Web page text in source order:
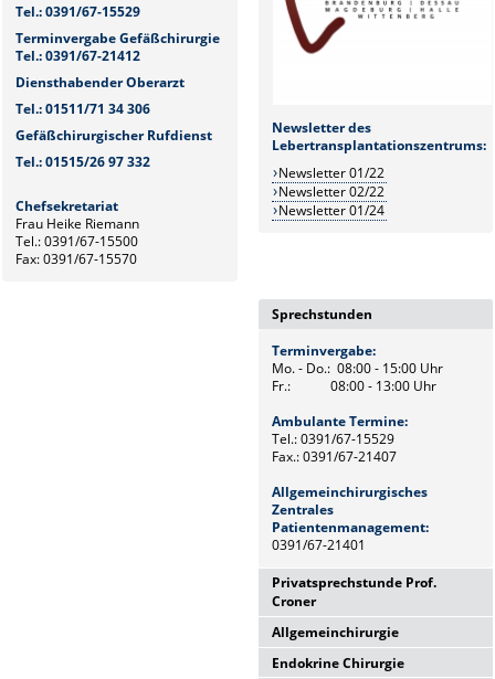
Tel.: 0391/67-15529
Terminvergabe Gefäßchirurgie
Tel.: 0391/67-21412
Diensthabender Oberarzt
Tel.: 01511/71 34 306
Gefäßchirurgischer Rufdienst
Tel.: 01515/26 97 332
Chefsekretariat
Frau Heike Riemann
Tel.: 0391/67-15500
Fax: 0391/67-15570
Newsletter des
Lebertransplantationszentrums:
Newsletter 01/22
Newsletter 02/22
Newsletter 01/24
Sprechstunden
Terminvergabe:
Mo. - Do.: 08:00 - 15:00 Uhr
Fr.: 08:00 - 13:00 Uhr
Ambulante Termine:
Tel.: 0391/67-15529
Fax.: 0391/67-21407
Allgemeinchirurgisches
Zentrales
Patientenmanagement:
0391/67-21401
Privatsprechstunde Prof.
Croner
Donnerstag,
12:00 Uhr - 14:00 Uhr
sowie nach Vereinbarung
Allgemeinchirurgie
Mo. - Do.: 08:00 - 15:00 Uhr
Endokrine Chirurgie